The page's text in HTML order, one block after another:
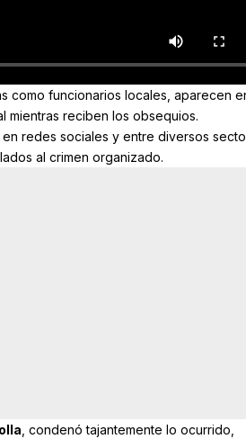
como funcionarios locales, aparecen
mientras reciben los obsequios.
redes sociales y entre diversos
al crimen organizado.
, condenó tajantemente lo ocurrido,